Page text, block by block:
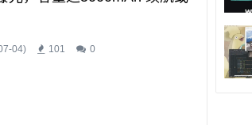
04) 101 0